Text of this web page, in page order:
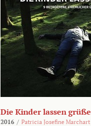
Die Kinder lassen
2016 / Patricia Josefine Marchart